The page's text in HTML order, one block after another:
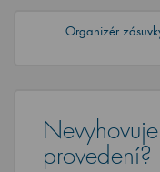
Organizér
provedení?